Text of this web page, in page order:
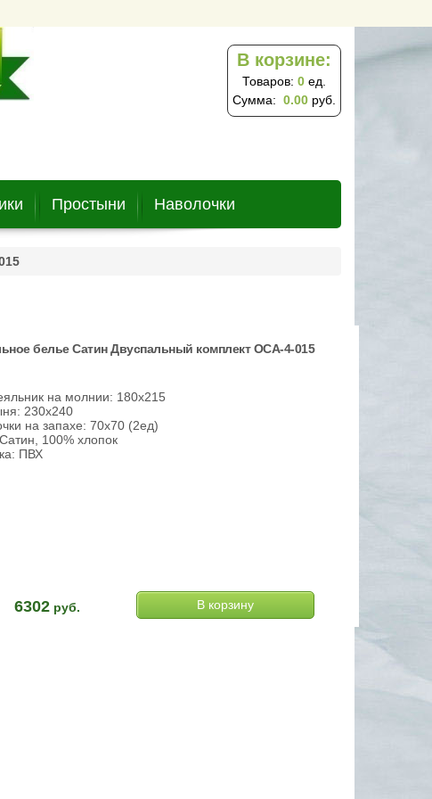
В корзине:
Товаров: 0 ед.
Сумма: 0.00 руб.
Простыни Наволочки
белье Сатин Двуспальный комплект ОCA-4-015
на молнии: 180х215
230х240
на запахе: 70х70 (2ед)
100% хлопок
ПВХ
6302 руб.